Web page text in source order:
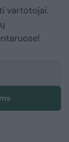
vartotojai.